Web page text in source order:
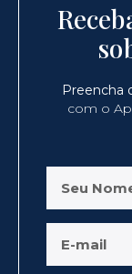
Preencha
com o